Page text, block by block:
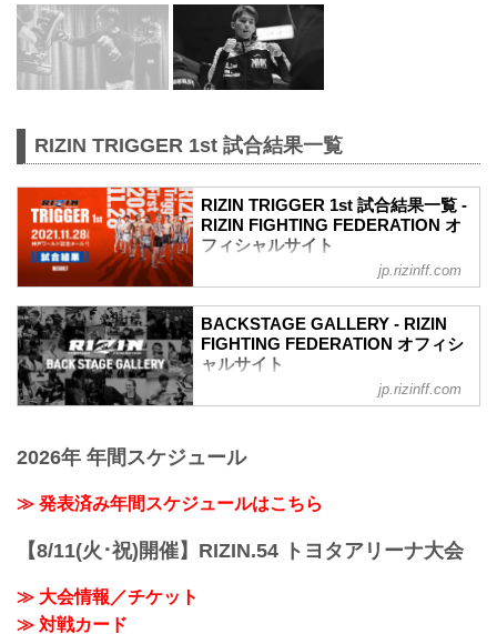
RIZIN TRIGGER 1st 試合結果一覧
RIZIN TRIGGER 1st 試合結果一覧 -
RIZIN FIGHTING FEDERATION オ
フィシャルサイト
第14試合／スペシャルワンマッチ 昇侍
RIZIN MMAルール：5分 3R（66.0kg）
（LOSE）昇侍 vs. 萩原京平（WIN）
2R 1分19秒 TKO（レフェリーストップ：
RIZIN MMAルール：5分 3R（68.0kg）
3R 判定 （3-0）
第12試合／スペシャルワンマッチ ストラ
jp.rizinff.com
BACKSTAGE GALLERY - RIZIN
FIGHTING FEDERATION オフィシ
ャルサイト
BACKSTAGE GALLERY の記事一覧 - 格
イジン ファイティング フェデレーショ
いきます。
jp.rizinff.com
2026年 年間スケジュール
≫ 発表済み年間スケジュールはこちら
【8/11(火･祝)開催】RIZIN.54 トヨタアリーナ大会
≫ 大会情報／チケット
≫ 対戦カード